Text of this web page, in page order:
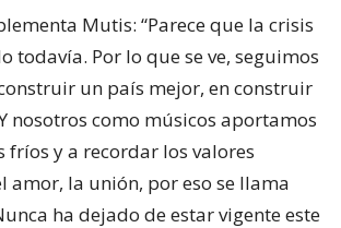
Mutis: “Parece que la crisis
todavía. Por lo que se ve, seguimos
un país mejor, en construir
nosotros como músicos aportamos
fríos y a recordar los valores
amor, la unión, por eso se llama
ha dejado de estar vigente este